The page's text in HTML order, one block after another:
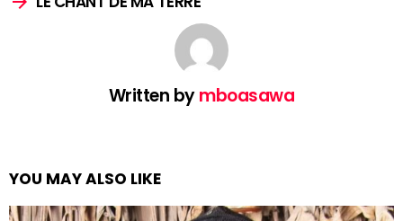
Written bymboasawa
YOU MAY ALSO LIKE